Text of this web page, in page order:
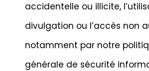
accidentelle ou illicite,
divulgation ou l’accès non
notamment par notre
générale de sécurité